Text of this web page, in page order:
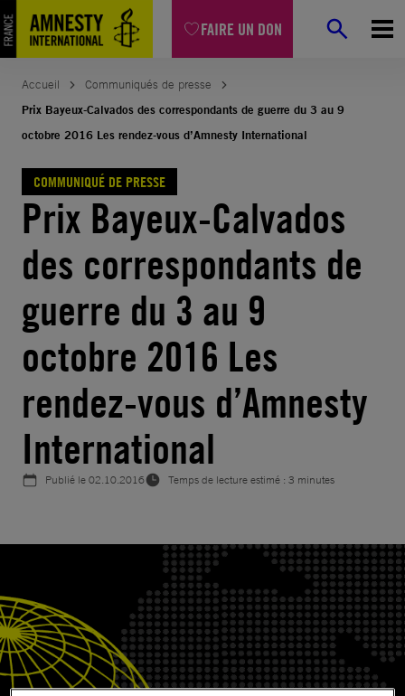
FAIRE UN DON
Aller
au
contenu
Accueil
Communiqués de presse
Prix Bayeux-Calvados des correspondants de guerre du 3 au 9
octobre 2016 Les rendez-vous d’Amnesty International
COMMUNIQUÉ DE PRESSE
Prix Bayeux-Calvados
des correspondants de
guerre du 3 au 9
octobre 2016 Les
rendez-vous d’Amnesty
International
Publié le02.10.2016 Temps de lecture estimé : 3 minutes